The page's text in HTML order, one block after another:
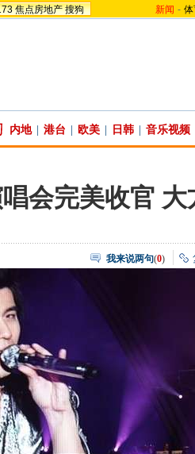
焦点房地产 搜狗 新闻 -
内地 港台 欧美 日韩 音乐视频
会完美收官
我来说两句(0)